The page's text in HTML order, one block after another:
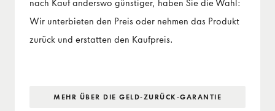
nach Kauf anderswo günstiger, haben Sie die Wahl:
Wir unterbieten den Preis oder nehmen das Produkt
zurück und erstatten den Kaufpreis.
MEHR ÜBER DIE GELD-ZURÜCK-GARANTIE